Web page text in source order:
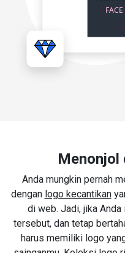
Menonjol
Anda mungkin pernah
dengan logo kecantikan
di web. Jadi, jika
tersebut, dan tetap
harus memiliki logo